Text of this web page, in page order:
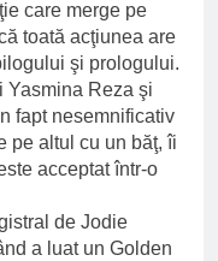
care merge pe
toată acţiunea are
şi prologului.
Yasmina Reza şi
fapt nesemnificativ
pe altul cu un băţ, îi
acceptat într-o
de Jodie
a luat un Golden